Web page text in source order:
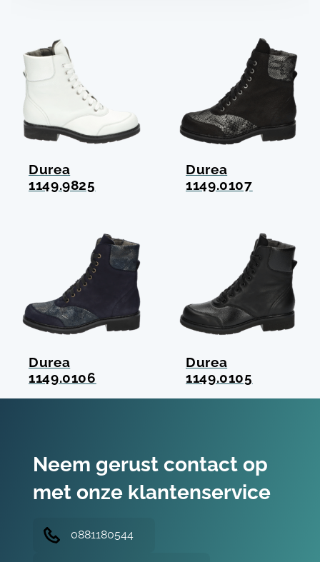
Durea
1149.9825
Durea
1149.0107
Durea
1149.0106
Durea
1149.0105
Neem gerust contact op
met onze klantenservice
0881180544